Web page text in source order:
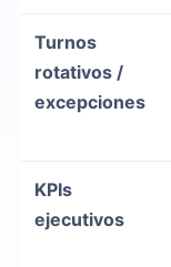
Turnos
rotativos /
excepciones
KPIs
ejecutivos